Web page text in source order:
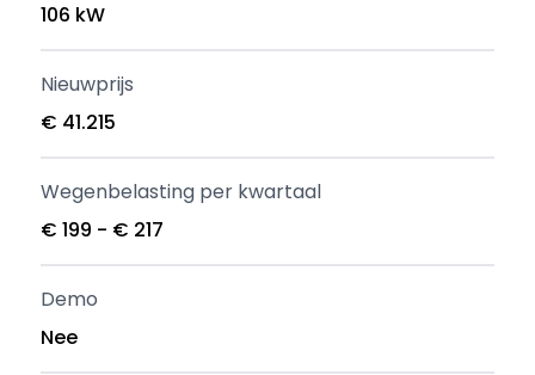
106 kW
Nieuwprijs
€ 41.215
Wegenbelasting per kwartaal
€ 199 - € 217
Demo
Nee